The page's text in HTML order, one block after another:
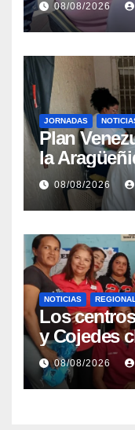
08/08/2026
JORNADAS
Plan
la
atención
Aragua
08/08/2026
NOTICIAS
Los
y Cojedes
Semana
Materna
08/08/2026